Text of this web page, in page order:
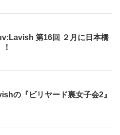
第16回 ２月に日本橋
の『ビリヤード裏女子会2』